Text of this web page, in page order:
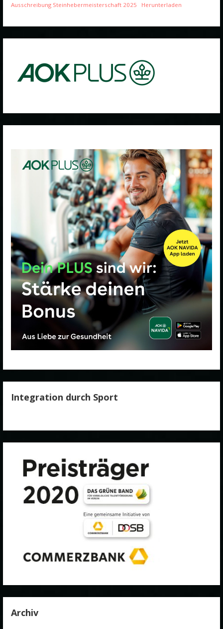
Ausschreibung Steinhebermeisterschaft 2025 Herunterladen
Integration durch Sport
Archiv